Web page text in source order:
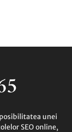
unei
SEO online,